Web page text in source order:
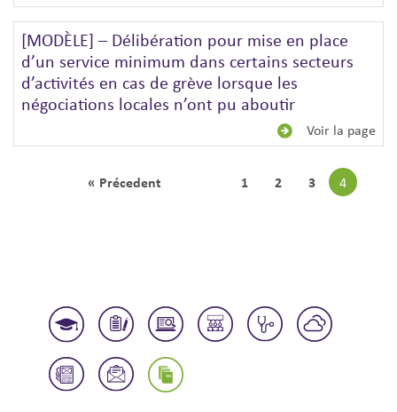
[MODÈLE] – Délibération pour mise en place
d’un service minimum dans certains secteurs
d’activités en cas de grève lorsque les
négociations locales n’ont pu aboutir
Voir la page
« Précedent 1 2 3 4